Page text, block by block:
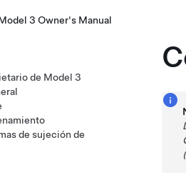
3 Owner's Manual
de Model 3
de sujeción de